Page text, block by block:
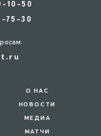
10-50
75-30
О НАС
НОВОСТИ
МЕДИА
МАТЧИ